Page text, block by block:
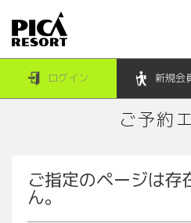
ログイン 新規会
ご予約
ご指定のページは存
ん。